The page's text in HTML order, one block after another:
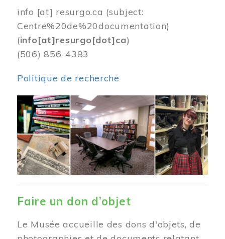
info [at] resurgo.ca (subject:
Centre%20de%20documentation)
(info[at]resurgo[dot]ca)
(506) 856-4383
Politique de recherche
Image
Faire un don d’objet
Le Musée accueille des dons d'objets, de